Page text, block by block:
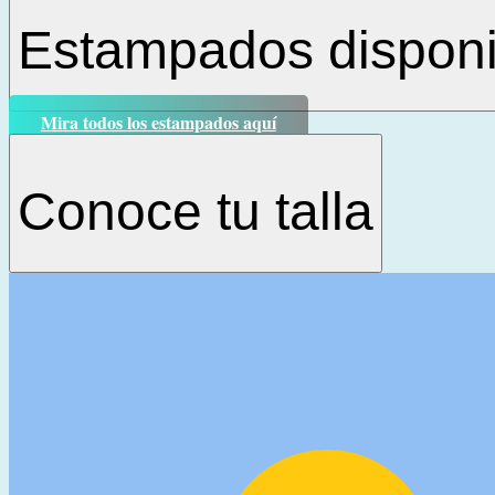
Estampados
Mira todos los estampados aquí
Conoce tu talla